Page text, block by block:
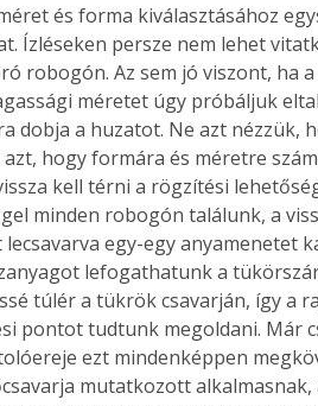
és forma kiválasztásához
Ízléseken persze nem lehet
robogón. Az sem jó viszont, ha
méretet úgy próbáljuk
dobja a huzatot. Ne azt nézzük,
azt, hogy formára és méretre
kell térni a rögzítési
minden robogón találunk, a
egy-egy anyamenetet
lefogathatunk a
túlér a tükrök csavarján, így a
pontot tudtunk megoldani. Már
ezt mindenképpen
mutatkozott